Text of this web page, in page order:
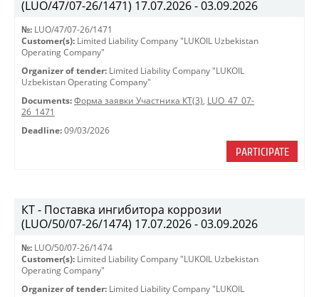
(LUO/47/07-26/1471) 17.07.2026 - 03.09.2026
№: LUO/47/07-26/1471
Customer(s): Limited Liability Company "LUKOIL Uzbekistan
Operating Company"
Organizer of tender: Limited Liability Company "LUKOIL
Uzbekistan Operating Company"
Documents: Форма заявки Участника КТ(3), LUO_47_07-
26_1471
Deadline: 09/03/2026
PARTICIPATE
КТ - Поставка ингибитора коррозии
(LUO/50/07-26/1474) 17.07.2026 - 03.09.2026
№: LUO/50/07-26/1474
Customer(s): Limited Liability Company "LUKOIL Uzbekistan
Operating Company"
Organizer of tender: Limited Liability Company "LUKOIL